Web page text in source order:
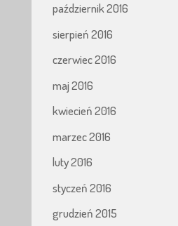
październik 2016
sierpień 2016
czerwiec 2016
maj 2016
kwiecień 2016
marzec 2016
luty 2016
styczeń 2016
grudzień 2015